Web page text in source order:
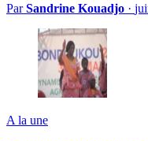
ParSandrine Kouadjo ·
A la une